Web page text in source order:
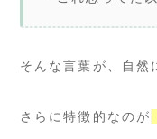
そんな言葉が、自然
さらに特徴的なのが